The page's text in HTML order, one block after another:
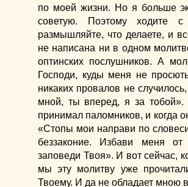
по моей жизни. Но я больше
советую. Поэтому ходите
размышляйте, что делаете, и
не написана ни в одном
оптинских послушников. А
Господи, куды меня не
никаких провалов не
мной, ты вперед, я за тобой».
принимал паломников, и когда
«Стопы мои направи по
беззаконие. Избави меня
заповеди Твоя». И вот сейчас,
мы эту молитву уже
Твоему. И да не обладает мною